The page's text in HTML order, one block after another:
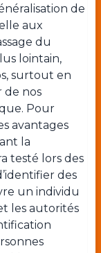
de
aux
du
lointain,
surtout en
de nos
Pour
avantages
la
testé lors des
des
un individu
les autorités